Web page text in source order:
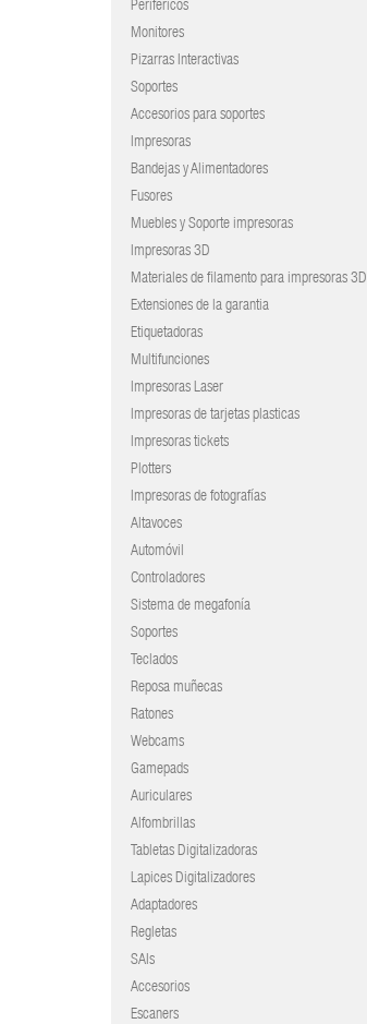
Periféricos
Monitores
Pizarras Interactivas
Soportes
Accesorios para soportes
Impresoras
Bandejas y Alimentadores
Fusores
Muebles y Soporte impresoras
Impresoras 3D
Materiales de filamento para impresoras 3D
Extensiones de la garantia
Etiquetadoras
Multifunciones
Impresoras Laser
Impresoras de tarjetas plasticas
Impresoras tickets
Plotters
Impresoras de fotografías
Altavoces
Automóvil
Controladores
Sistema de megafonía
Soportes
Teclados
Reposa muñecas
Ratones
Webcams
Gamepads
Auriculares
Alfombrillas
Tabletas Digitalizadoras
Lapices Digitalizadores
Adaptadores
Regletas
SAIs
Accesorios
Escaners